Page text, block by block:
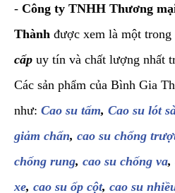
- Công ty TNHH Thương
Thành được xem là một trong
cấp uy tín và chất lượng nhất
Các sản phẩm của Bình Gia
như: Cao su tấm, Cao su lót
giảm chấn, cao su chống
chống rung, cao su chống va,
xe, cao su ốp cột, cao su